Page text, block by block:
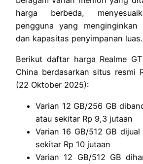
harga berbeda,
pengguna yang
dan kapasitas penyimpanan luas.
Berikut daftar harga Realme
China berdasarkan situs resmi
(22 Oktober 2025):
Varian 12 GB/256 GB
atau sekitar Rp 9,3 jutaan
Varian 16 GB/512 GB
sekitar Rp 10 jutaan
Varian 12 GB/512 GB